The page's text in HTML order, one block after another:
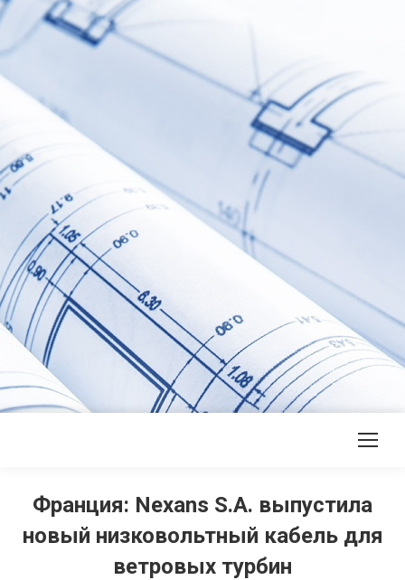
Франция: Nexans S.A. выпустила
новый низковольтный кабель для
ветровых турбин